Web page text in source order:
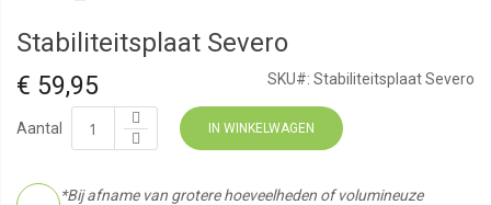
Stabiliteitsplaat Severo
SKU#: Stabiliteitsplaat Severo
€ 59,95
Aantal IN WINKELWAGEN
*Bij afname van grotere hoeveelheden of volumineuze